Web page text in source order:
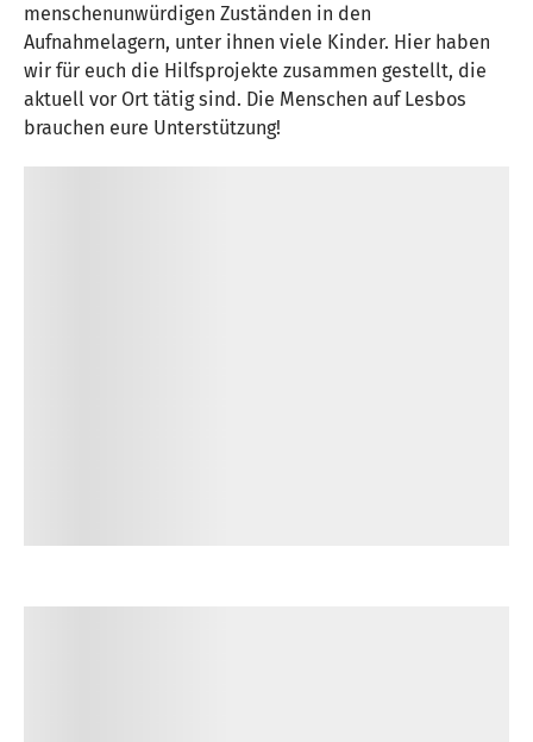
menschenunwürdigen Zuständen in den
Aufnahmelagern, unter ihnen viele Kinder. Hier haben
wir für euch die Hilfsprojekte zusammen gestellt, die
aktuell vor Ort tätig sind. Die Menschen auf Lesbos
brauchen eure Unterstützung!